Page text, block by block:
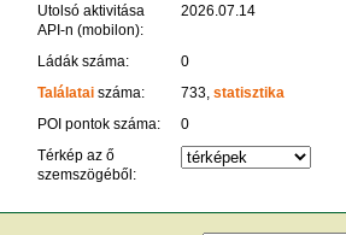
Utolsó aktivitása
API-n (mobilon):
2026.07.14
Ládák száma:
0
Találataiszáma: 733, statisztika
POI pontok száma:
0
Térkép az ő
szemszögéből: